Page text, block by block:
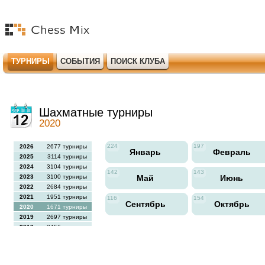
ТУРНИРЫ СОБЫТИЯ ПОИСК КЛУБА
Шахматные турниры
2020
2026
2677 турниры
2025
3114 турниры
2024
3104 турниры
2023
3100 турниры
2022
2684 турниры
2021
1951 турниры
2020
1671 турниры
2019
2697 турниры
2018
2456 турниры
224
Январь
197
Февраль
142
Май
143
Июнь
116
Сентябрь
154
Октябрь